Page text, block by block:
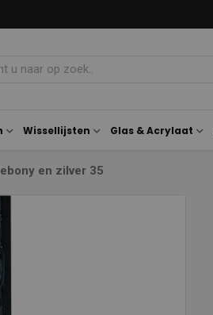
Wissellijsten Glas & Acrylaat
en zilver 35